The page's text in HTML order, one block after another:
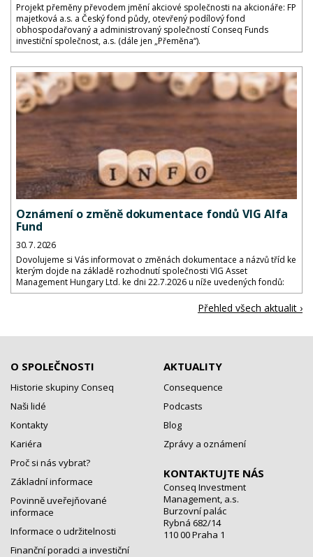
Projekt přeměny převodem jmění akciové společnosti na akcionáře: FP
majetková a.s. a Český fond půdy, otevřený podílový fond
obhospodařovaný a administrovaný společností Conseq Funds
investiční společnost, a.s. (dále jen „Přeměna“).
Oznámení o změně dokumentace fondů VIG Alfa
Fund
30. 7. 2026
Dovolujeme si Vás informovat o změnách dokumentace a názvů tříd ke
kterým dojde na základě rozhodnutí společnosti VIG Asset
Management Hungary Ltd. ke dni 22.7.2026 u níže uvedených fondů:
Přehled všech aktualit ›
O SPOLEČNOSTI
Historie skupiny Conseq
Naši lidé
Kontakty
Kariéra
Proč si nás vybrat?
Základní informace
Povinně uveřejňované
informace
Informace o udržitelnosti
Finanční poradci a investiční
AKTUALITY
Consequence
Podcasts
Blog
Zprávy a oznámení
KONTAKTUJTE NÁS
Conseq Investment
Management, a.s.
Burzovní palác
Rybná 682/14
110 00 Praha 1